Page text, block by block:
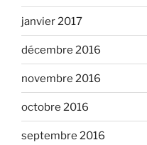
janvier 2017
décembre 2016
novembre 2016
octobre 2016
septembre 2016